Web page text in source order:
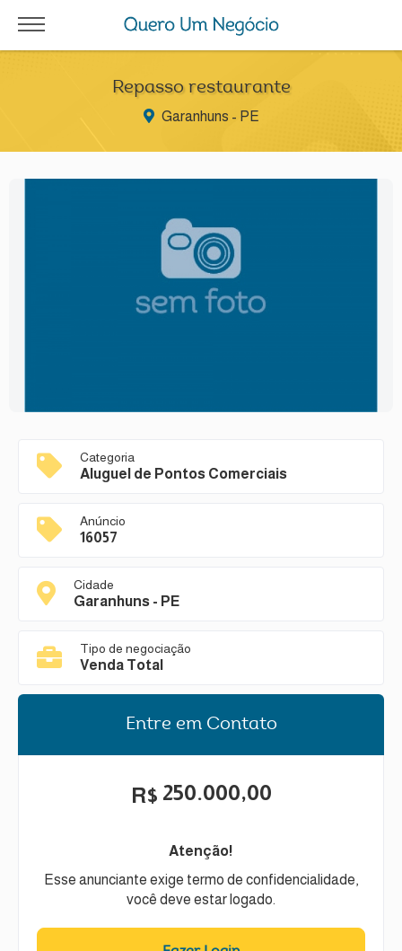
Repasso restaurante
Garanhuns - PE
Categoria
Aluguel de Pontos Comerciais
Anúncio
16057
Cidade
Garanhuns - PE
Tipo de negociação
Venda Total
Entre em Contato
R$ 250.000,00
Atenção!
Esse anunciante exige termo de confidencialidade,
você deve estar logado.